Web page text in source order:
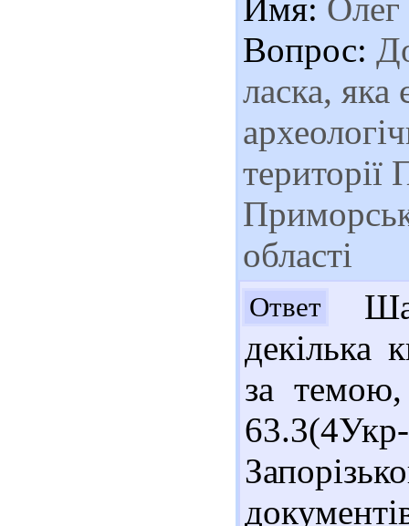
Имя: Олег
Вопрос:
ласка, яка
території
області
Ответ
декілька
за